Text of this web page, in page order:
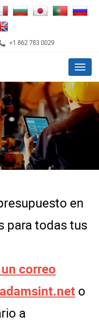
+1 862 783 0029
Menu
en
para todas tus
correo
o
a